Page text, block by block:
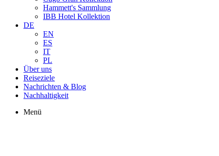
Hammett's Sammlung
IBB Hotel Kollektion
DE
EN
ES
IT
PL
Über uns
Reiseziele
Nachrichten & Blog
Nachhaltigkeit
Menü